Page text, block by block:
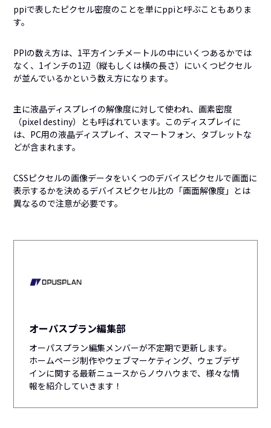
ppiで表したピクセル密度のことを単にppiと呼ぶこともありま
す。
PPIの数え方は、1平方インチメートルの中にいくつあるかでは
なく、1インチの1辺（縦もしくは横の長さ）にいくつピクセル
が並んでいるかという数え方になります。
主に液晶ディスプレイの解像度に対して使われ、画素密度
（pixel destiny）とも呼ばれています。このディスプレイに
は、PC用の液晶ディスプレイ、スマートフォン、タブレットな
どが含まれます。
CSSピクセルの画像データをいくつのデバイスピクセルで画面に
表示するかを決めるデバイスピクセル比の「画面解像度」とは
異なるので注意が必要です。
オーパスプラン編集部
オーパスプラン編集メンバーが不定期で更新します。
ホームページ制作やウェブマーケティング、ウェブデザ
インに関する最新ニュースからノウハウまで、様々な情
報を紹介していきます！